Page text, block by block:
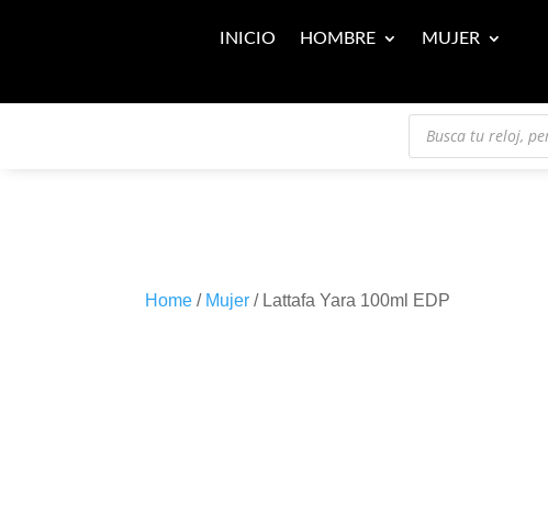
INICIO HOMBRE MUJER
Búsqueda
productos
Home / Mujer / Lattafa Yara 100ml EDP